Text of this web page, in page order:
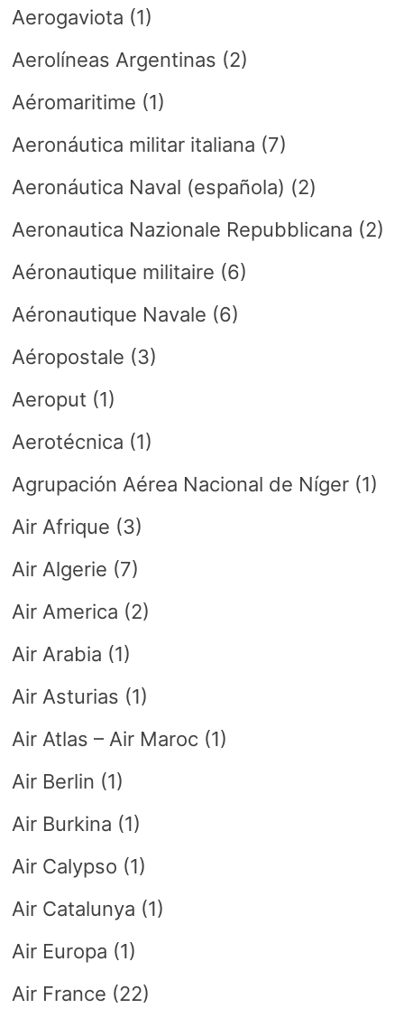
Aerogaviota (1)
Aerolíneas Argentinas (2)
Aéromaritime (1)
Aeronáutica militar italiana (7)
Aeronáutica Naval (española) (2)
Aeronautica Nazionale Repubblicana (2)
Aéronautique militaire (6)
Aéronautique Navale (6)
Aéropostale (3)
Aeroput (1)
Aerotécnica (1)
Agrupación Aérea Nacional de Níger(1)
Air Afrique (3)
Air Algerie (7)
Air America (2)
Air Arabia (1)
Air Asturias (1)
Air Atlas – Air Maroc (1)
Air Berlin (1)
Air Burkina (1)
Air Calypso (1)
Air Catalunya (1)
Air Europa (1)
Air France (22)